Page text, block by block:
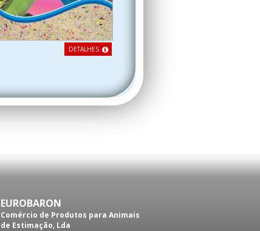
DETALHES
EUROBARON
Comércio de Produtos para Animais
de Estimação, Lda